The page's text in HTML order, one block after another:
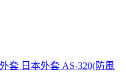
套 日本外套 AS-320(防風